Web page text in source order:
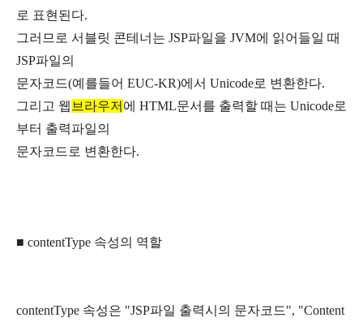
로 표현된다.
그러므로 서블릿 콘테너는 JSP파일을 JVM에 읽어들일 때
JSP파일의
문자코드(예를들어 EUC-KR)에서 Unicode로 변환한다.
그리고 웹 브라우저 에 HTML문서를 출력할 때는 Unicode로
부터 출력파일의
문자코드로 변환한다.
■ contentType 속성의 역할
contentType 속성은 "JSP파일 출력시의 문자코드", "Content